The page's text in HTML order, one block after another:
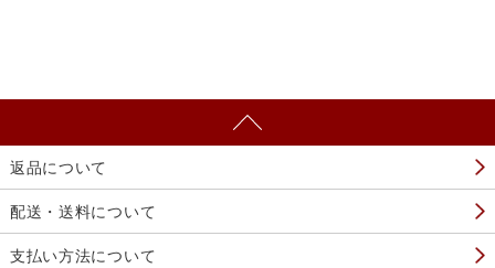
返品について
配送・送料について
支払い方法について